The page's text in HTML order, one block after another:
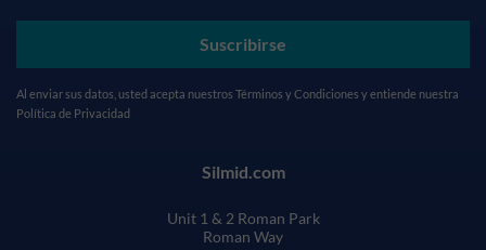
Suscribirse
Al enviar sus datos, usted acepta nuestros Términos y Condiciones y entiende nuestra
Política de Privacidad
Silmid.com
Unit 1 & 2 Roman Park
Roman Way